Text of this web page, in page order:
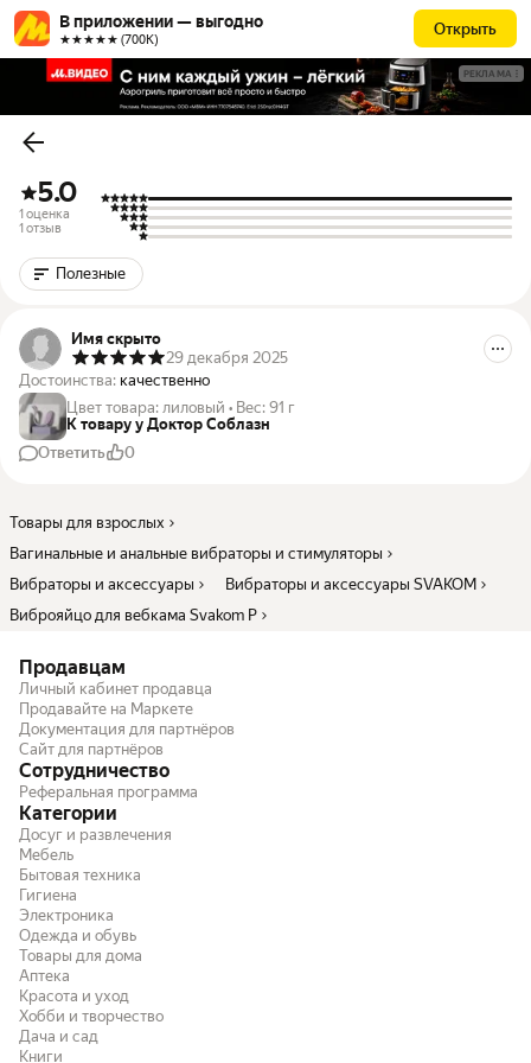
В приложении — выгодно
★★★★★ (700К)
Открыть
РЕКЛАМА
5.0
1 оценка
1 отзыв
Полезные
Имя скрыто
29 декабря 2025
Достоинства: качественно
Цвет товара: лиловый • Вес: 91 г
К товару у Доктор Соблазн
Ответить
0
Товары для взрослых
Вагинальные и анальные вибраторы и стимуляторы
Вибраторы и аксессуары
Вибраторы и аксессуары SVAKOM
Виброяйцо для вебкама Svakom P
Продавцам
Личный кабинет продавца
Продавайте на Маркете
Документация для партнёров
Сайт для партнёров
Сотрудничество
Реферальная программа
Категории
Досуг и развлечения
Мебель
Бытовая техника
Гигиена
Электроника
Одежда и обувь
Товары для дома
Аптека
Красота и уход
Хобби и творчество
Дача и сад
Книги